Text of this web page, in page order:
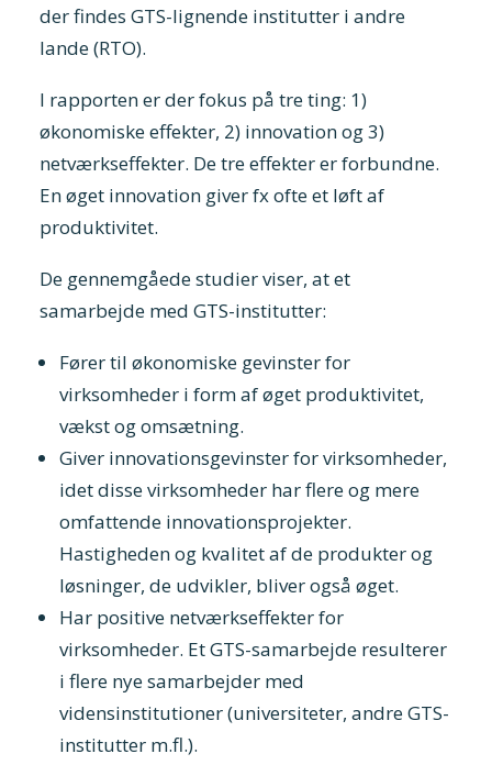
der findes GTS-lignende institutter i andre
lande (RTO).
I rapporten er der fokus på tre ting: 1)
økonomiske effekter, 2) innovation og 3)
netværkseffekter. De tre effekter er forbundne.
En øget innovation giver fx ofte et løft af
produktivitet.
De gennemgåede studier viser, at et
samarbejde med GTS-institutter:
Fører til økonomiske gevinster for
virksomheder i form af øget produktivitet,
vækst og omsætning.
Giver innovationsgevinster for virksomheder,
idet disse virksomheder har flere og mere
omfattende innovationsprojekter.
Hastigheden og kvalitet af de produkter og
løsninger, de udvikler, bliver også øget.
Har positive netværkseffekter for
virksomheder. Et GTS-samarbejde resulterer
i flere nye samarbejder med
vidensinstitutioner (universiteter, andre GTS-
institutter m.fl.).